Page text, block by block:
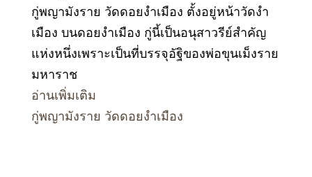
กู่พญามังราย วัดดอยงำเมือง ตั้งอยู่หน้าวัดงำ
เมือง บนดอยงำเมือง กู่นี้เป็นอนุสาวรีย์สำคัญ
แห่งหนึ่งเพราะเป็นที่บรรจุอัฐิของพ่อขุนเม็งราย
มหาราช
อ่านเพิ่มเติม
กู่พญามังราย วัดดอยงำเมือง